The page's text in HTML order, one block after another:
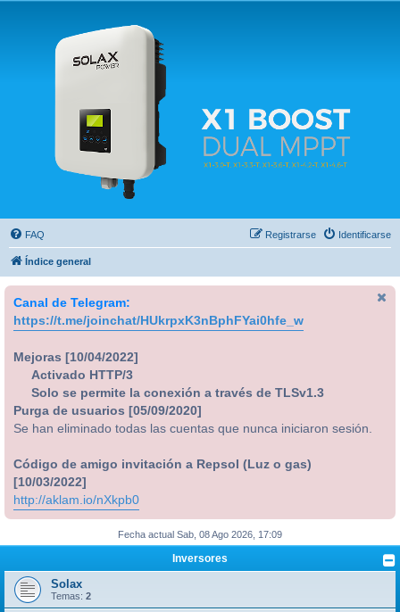
Solax FAQ
Lugar para intercambiar dudas sobre inversores solares Solax y temas relacionados.
FAQ Identificarse
Registrarse
Índice general
Canal de Telegram:
https://t.me/joinchat/HUkrpxK3nBphFYai0hfe_w
Mejoras [10/04/2022]
Activado HTTP/3
Solo se permite la conexión a través de TLSv1.3
Purga de usuarios [05/09/2020]
Se han eliminado todas las cuentas que nunca iniciaron sesión.
Código de amigo invitación a Repsol (Luz o gas)
[10/03/2022]
http://aklam.io/nXkpb0
Fecha actual Sab, 08 Ago 2026, 17:09
Inversores
Solax
Temas: 2